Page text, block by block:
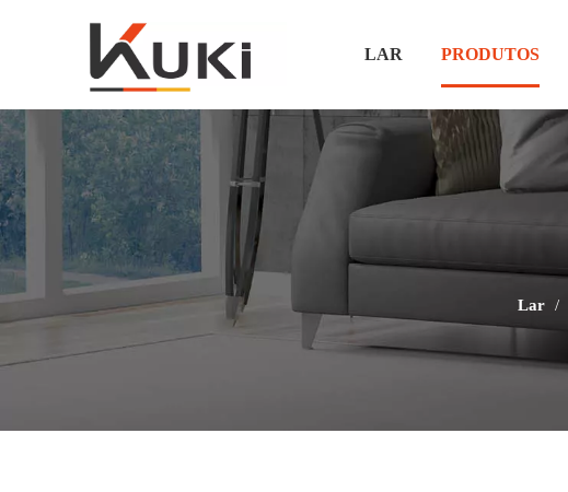
LAR PRODUTOS
Lar /